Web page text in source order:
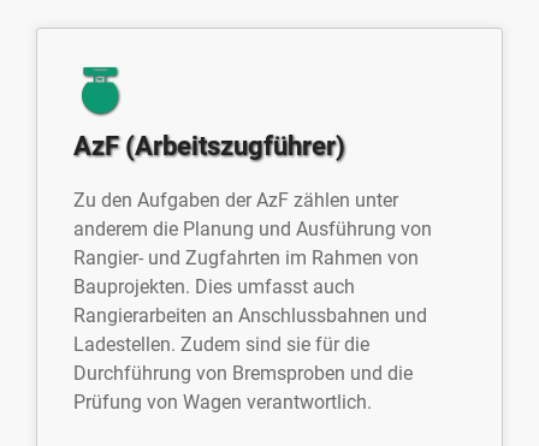
AzF (Arbeitszugführer)
Zu den Aufgaben der AzF zählen unter
anderem die Planung und Ausführung von
Rangier- und Zugfahrten im Rahmen von
Bauprojekten. Dies umfasst auch
Rangierarbeiten an Anschlussbahnen und
Ladestellen. Zudem sind sie für die
Durchführung von Bremsproben und die
Prüfung von Wagen verantwortlich.